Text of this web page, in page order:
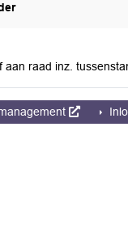
aan raad inz.